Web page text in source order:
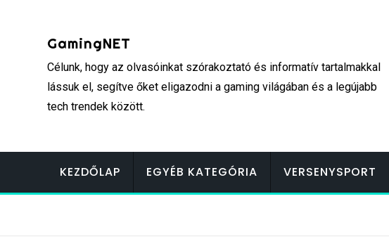
GamingNET
Célunk, hogy az olvasóinkat szórakoztató és informatív tartalmakkal
lássuk el, segítve őket eligazodni a gaming világában és a legújabb
tech trendek között.
KEZDŐLAP EGYÉB KATEGÓRIA VERSENYSPORT